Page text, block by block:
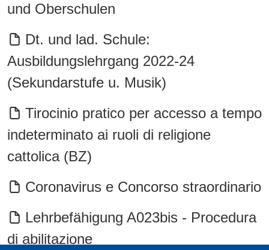
und Oberschulen
Dt. und lad. Schule:
Ausbildungslehrgang 2022-24
(Sekundarstufe u. Musik)
Tirocinio pratico per accesso a tempo
indeterminato ai ruoli di religione
cattolica (BZ)
Coronavirus e Concorso straordinario
Lehrbefähigung A023bis - Procedura
di abilitazione